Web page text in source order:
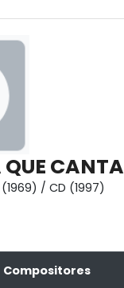
QUE CANTA
(1969) / CD (1997)
Compositores